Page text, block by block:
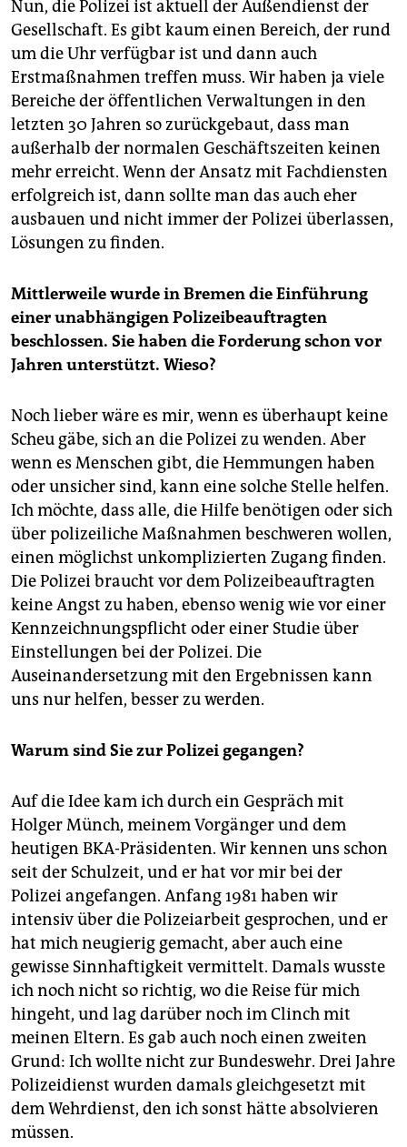
Nun, die Polizei ist aktuell der Außendienst der
Gesellschaft. Es gibt kaum einen Bereich, der rund
um die Uhr verfügbar ist und dann auch
Erstmaßnahmen treffen muss. Wir haben ja viele
Bereiche der öffentlichen Verwaltungen in den
letzten 30 Jahren so zurückgebaut, dass man
außerhalb der normalen Geschäftszeiten keinen
mehr erreicht. Wenn der Ansatz mit Fachdiensten
erfolgreich ist, dann sollte man das auch eher
ausbauen und nicht immer der Polizei überlassen,
Lösungen zu finden.
Mittlerweile wurde in Bremen die Einführung
einer unabhängigen Polizeibeauftragten
beschlossen. Sie haben die Forderung schon vor
Jahren unterstützt. Wieso?
Noch lieber wäre es mir, wenn es überhaupt keine
Scheu gäbe, sich an die Polizei zu wenden. Aber
wenn es Menschen gibt, die Hemmungen haben
oder unsicher sind, kann eine solche Stelle helfen.
Ich möchte, dass alle, die Hilfe benötigen oder sich
über polizeiliche Maßnahmen beschweren wollen,
einen möglichst unkomplizierten Zugang finden.
Die Polizei braucht vor dem Polizeibeauftragten
keine Angst zu haben, ebenso wenig wie vor einer
Kennzeichnungspflicht oder einer Studie über
Einstellungen bei der Polizei. Die
Auseinandersetzung mit den Ergebnissen kann
uns nur helfen, besser zu werden.
Warum sind Sie zur Polizei gegangen?
Auf die Idee kam ich durch ein Gespräch mit
Holger Münch, meinem Vorgänger und dem
heutigen BKA-­Präsidenten. Wir kennen uns schon
seit der Schulzeit, und er hat vor mir bei der
Polizei angefangen. Anfang 1981 haben wir
intensiv über die ­Polizeiarbeit ­gesprochen, und er
hat mich neugierig gemacht, aber auch eine
gewisse Sinnhaftigkeit ­vermittelt. Damals wusste
ich noch nicht so richtig, wo die Reise für mich
hingeht, und lag darüber noch im Clinch mit
meinen Eltern. Es gab auch noch einen zweiten
Grund: Ich wollte nicht zur Bundeswehr. Drei Jahre
Polizeidienst wurden damals ­gleichgesetzt mit
dem Wehrdienst, den ich sonst hätte absolvieren
müssen.